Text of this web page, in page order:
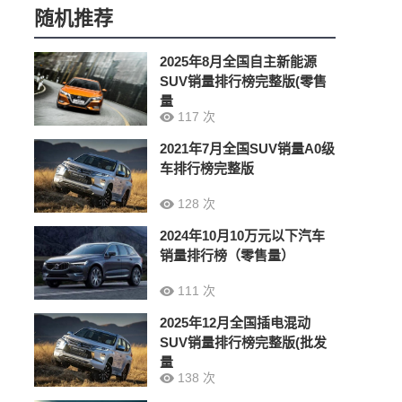
随机推荐
2025年8月全国自主新能源
SUV销量排行榜完整版(零售
量
117 次
2021年7月全国SUV销量A0级
车排行榜完整版
128 次
2024年10月10万元以下汽车
销量排行榜（零售量）
111 次
2025年12月全国插电混动
SUV销量排行榜完整版(批发
量
138 次